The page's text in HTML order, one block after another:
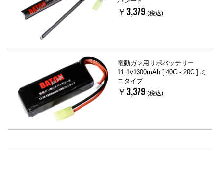
￥3,379 (税込)
電動ガン用リポバッテリー
11.1v1300mAh [ 40C - 20C ] ミ
ニタイプ
￥3,379 (税込)